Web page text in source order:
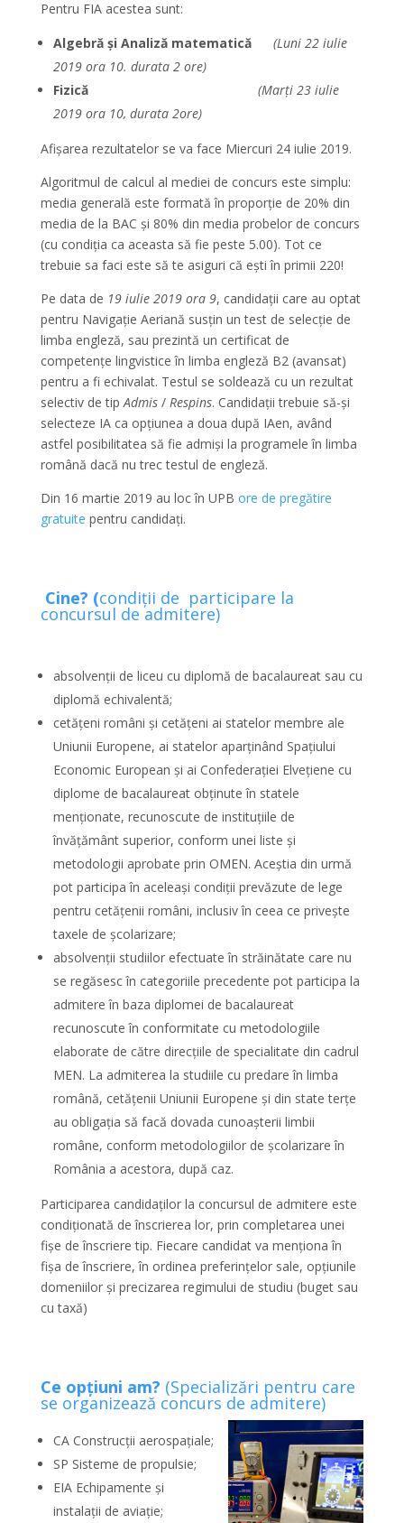
Pentru FIA acestea sunt:
Algebră și Analiză matematică (Luni 22 iulie
2019 ora 10. durata 2 ore)
Fizică
(Marți 23 iulie
2019 ora 10, durata 2ore)
Afișarea rezultatelor se va face Miercuri 24 iulie 2019.
Algoritmul de calcul al mediei de concurs este simplu:
media generală este formată în proporție de 20% din
media de la BAC și 80% din media probelor de concurs
(cu condiția ca aceasta să fie peste 5.00). Tot ce
trebuie sa faci este să te asiguri că ești în primii 220!
Pe data de 19 iulie 2019 ora 9, candidații care au optat
pentru Navigație Aeriană susțin un test de selecție de
limba engleză, sau prezintă un certificat de
competențe lingvistice în limba engleză B2 (avansat)
pentru a fi echivalat. Testul se soldează cu un rezultat
selectiv de tip Admis / Respins. Candidații trebuie să-și
selecteze IA ca opțiunea a doua după IAen, având
astfel posibilitatea să fie admiși la programele în limba
română dacă nu trec testul de engleză.
Din 16 martie 2019 au loc în UPB ore de pregătire
gratuite pentru candidați.
Cine? (condiții de participare la
concursul de admitere)
absolvenții de liceu cu diplomă de bacalaureat sau cu
diplomă echivalentă;
cetățeni români și cetățeni ai statelor membre ale
Uniunii Europene, ai statelor aparținând Spațiului
Economic European și ai Confederației Elvețiene cu
diplome de bacalaureat obținute în statele
menționate, recunoscute de instituțiile de
învățământ superior, conform unei liste și
metodologii aprobate prin OMEN. Aceștia din urmă
pot participa în aceleași condiții prevăzute de lege
pentru cetățenii români, inclusiv în ceea ce privește
taxele de școlarizare;
absolvenții studiilor efectuate în străinătate care nu
se regăsesc în categoriile precedente pot participa la
admitere în baza diplomei de bacalaureat
recunoscute în conformitate cu metodologiile
elaborate de către direcțiile de specialitate din cadrul
MEN. La admiterea la studiile cu predare în limba
română, cetățenii Uniunii Europene și din state terțe
au obligația să facă dovada cunoașterii limbii
române, conform metodologiilor de școlarizare în
România a acestora, după caz.
Participarea candidaților la concursul de admitere este
condiționată de înscrierea lor, prin completarea unei
fișe de înscriere tip. Fiecare candidat va menționa în
fișa de înscriere, în ordinea preferințelor sale, opțiunile
domeniilor și precizarea regimului de studiu (buget sau
cu taxă)
Ce opțiuni am? (Specializări pentru care
se organizează concurs de admitere)
CA Construcții aerospațiale;
SP Sisteme de propulsie;
EIA Echipamente și
instalații de aviație;